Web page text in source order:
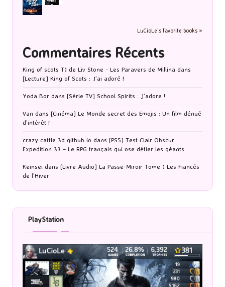
LuCioLe's favorite books »
Commentaires Récents
King of scots T1 de Liv Stone - Les Paravers de Millina dans
[Lecture] King of Scots : J’ai adoré !
Yoda Bor dans [Série TV] School Spirits : J’adore !
Van dans [Cinéma] Le Monde secret des Emojis : Un film dénué
d’intérêt !
crazy cattle 3d github io dans [PS5] Test Clair Obscur:
Expedition 33 – Le RPG français qui ose défier les géants
Keinsei dans [Livre Audio] La Passe-Miroir Tome 1 Les Fiancés
de l’Hiver
PlayStation